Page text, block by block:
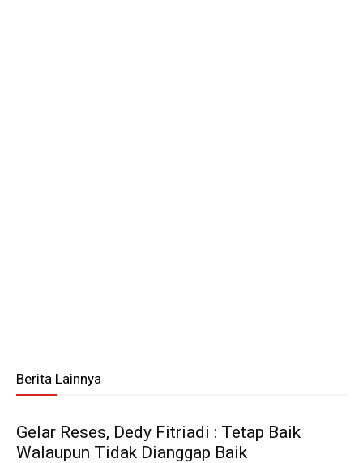
Berita Lainnya
Gelar Reses, Dedy Fitriadi : Tetap Baik
Walaupun Tidak Dianggap Baik